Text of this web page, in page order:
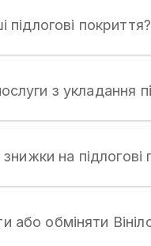
підлогові покриття?
з укладання
на підлогові
або обміняти